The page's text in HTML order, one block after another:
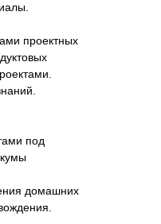
проектных
под
домашних